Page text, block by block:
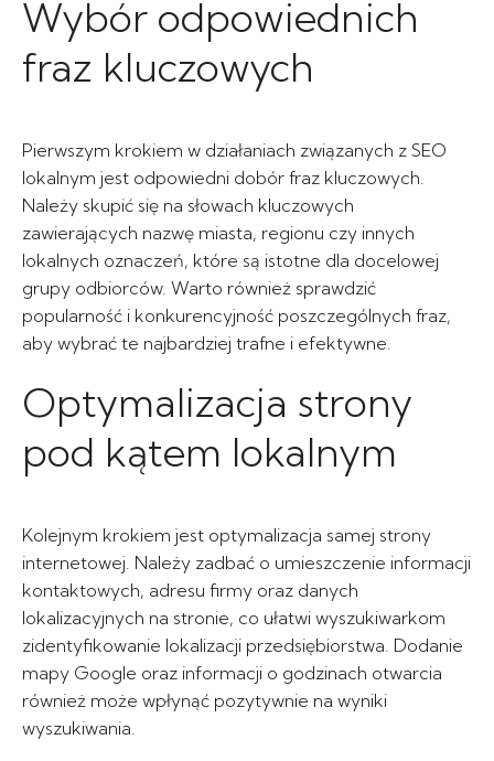
Wybór odpowiednich
fraz kluczowych
Pierwszym krokiem w działaniach związanych z SEO
lokalnym jest odpowiedni dobór fraz kluczowych.
Należy skupić się na słowach kluczowych
zawierających nazwę miasta, regionu czy innych
lokalnych oznaczeń, które są istotne dla docelowej
grupy odbiorców. Warto również sprawdzić
popularność i konkurencyjność poszczególnych fraz,
aby wybrać te najbardziej trafne i efektywne.
Optymalizacja strony
pod kątem lokalnym
Kolejnym krokiem jest optymalizacja samej strony
internetowej. Należy zadbać o umieszczenie informacji
kontaktowych, adresu firmy oraz danych
lokalizacyjnych na stronie, co ułatwi wyszukiwarkom
zidentyfikowanie lokalizacji przedsiębiorstwa. Dodanie
mapy Google oraz informacji o godzinach otwarcia
również może wpłynąć pozytywnie na wyniki
wyszukiwania.